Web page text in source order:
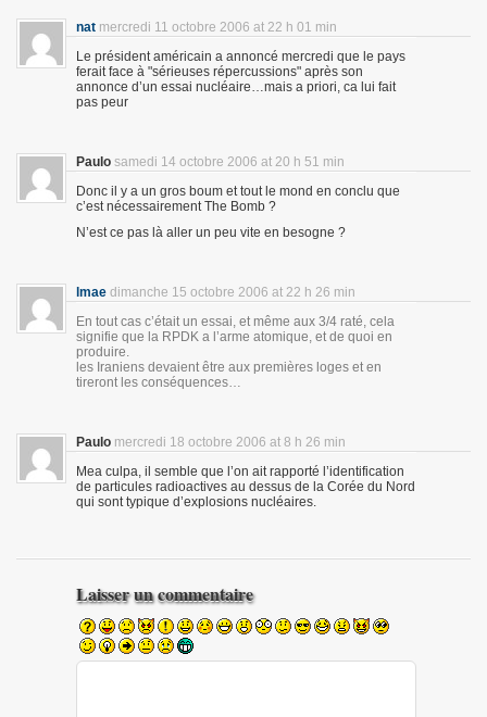
nat mercredi 11 octobre 2006 at 22 h 01 min
Le président américain a annoncé mercredi que le pays
ferait face à "sérieuses répercussions" après son
annonce d’un essai nucléaire…mais a priori, ca lui fait
pas peur
Paulo samedi 14 octobre 2006 at 20 h 51 min
Donc il y a un gros boum et tout le mond en conclu que
c’est nécessairement The Bomb ?
N’est ce pas là aller un peu vite en besogne ?
lmae dimanche 15 octobre 2006 at 22 h 26 min
En tout cas c’était un essai, et même aux 3/4 raté, cela
signifie que la RPDK a l’arme atomique, et de quoi en
produire.
les Iraniens devaient être aux premières loges et en
tireront les conséquences…
Paulo mercredi 18 octobre 2006 at 8 h 26 min
Mea culpa, il semble que l’on ait rapporté l’identification
de particules radioactives au dessus de la Corée du Nord
qui sont typique d’explosions nucléaires.
Laisser un commentaire